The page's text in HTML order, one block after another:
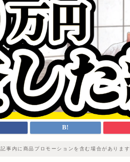
記事内に商品プロモーションを含む場合があります